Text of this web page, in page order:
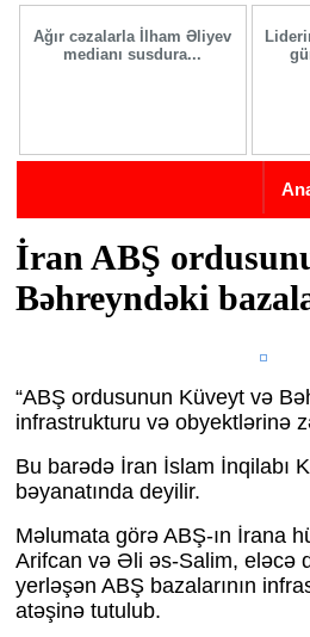
Skip to main content
Ağır cəzalarla İlham Əliyev
medianı susdura...
İran ABŞ
Bəhreyndəki
“ABŞ ordusunun Küveyt və
infrastrukturu və obyektlərinə
Bu barədə İran İslam İnqilabı
bəyanatında deyilir.
Məlumata görə ABŞ-ın İrana
Arifcan və Əli əs-Salim, eləcə
yerləşən ABŞ bazalarının
atəşinə tutulub.